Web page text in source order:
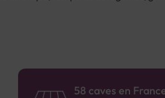
58 caves en